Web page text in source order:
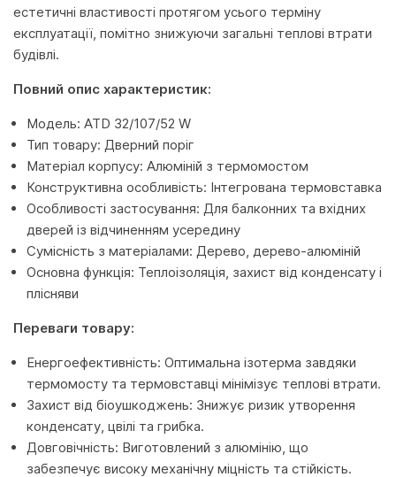
естетичні властивості протягом усього терміну
експлуатації, помітно знижуючи загальні теплові втрати
будівлі.
Повний опис характеристик:
Модель: ATD 32/107/52 W
Тип товару: Дверний поріг
Матеріал корпусу: Алюміній з термомостом
Конструктивна особливість: Інтегрована термовставка
Особливості застосування: Для балконних та вхідних
дверей із відчиненням усередину
Сумісність з матеріалами: Дерево, дерево-алюміній
Основна функція: Теплоізоляція, захист від конденсату і
плісняви
Переваги товару:
Енергоефективність: Оптимальна ізотерма завдяки
термомосту та термовставці мінімізує теплові втрати.
Захист від біоушкоджень: Знижує ризик утворення
конденсату, цвілі та грибка.
Довговічність: Виготовлений з алюмінію, що
забезпечує високу механічну міцність та стійкість.